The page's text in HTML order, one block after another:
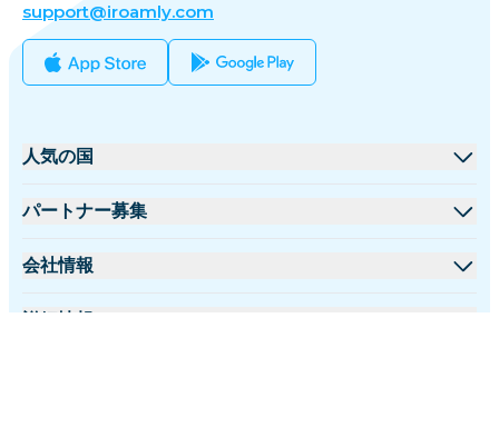
support@iroamly.com
人気の国
アメリカ合衆国
パートナー募集
卸売プラットフォーム
会社情報
iRoamlyについて